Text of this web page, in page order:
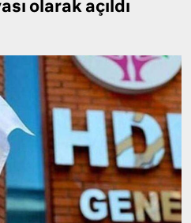
olarak açıldı